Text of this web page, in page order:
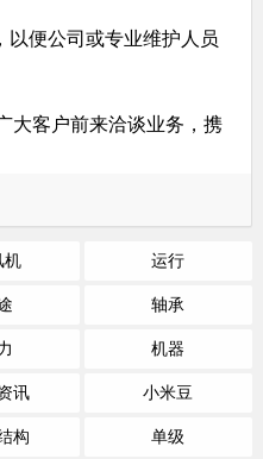
以便公司或专业维护人员
大客户前来洽谈业务，携
机 运行
轴承
机器
讯 小米豆
构 单级